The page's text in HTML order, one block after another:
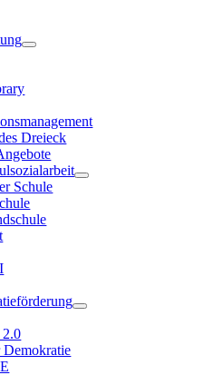
Dreieck
Schule
2.0
Demokratie